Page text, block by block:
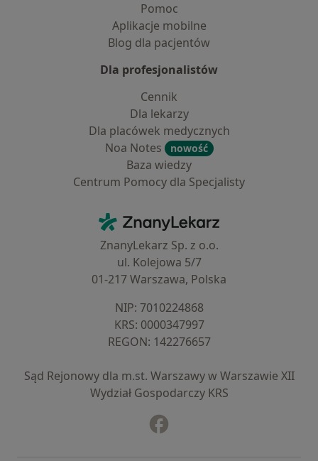
Pomoc
Aplikacje mobilne
Blog dla pacjentów
Dla profesjonalistów
Cennik
Dla lekarzy
Dla placówek medycznych
Noa Notes
nowość
Baza wiedzy
Centrum Pomocy dla Specjalisty
ZnanyLekarz - Strona główna
ZnanyLekarz Sp. z o.o.
ul. Kolejowa 5/7
01-217 Warszawa, Polska
NIP: ⁠7010224868
KRS: ⁠0000347997
REGON: ⁠142276657
Sąd Rejonowy dla m.st. Warszawy w Warszawie XII
Wydział Gospodarczy KRS